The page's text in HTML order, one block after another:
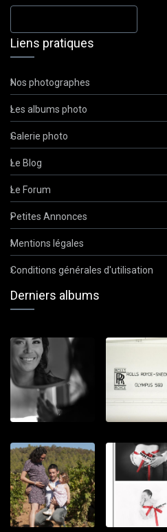
Liens pratiques
Nos photographes
Les albums photo
Galerie photo
Le Blog
Le Forum
Petites Annonces
Mentions légales
Conditions générales d'utilisation
Derniers albums